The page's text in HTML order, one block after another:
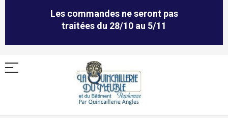
Les commandes ne seront pas
traitées du 28/10 au 5/11
Allez